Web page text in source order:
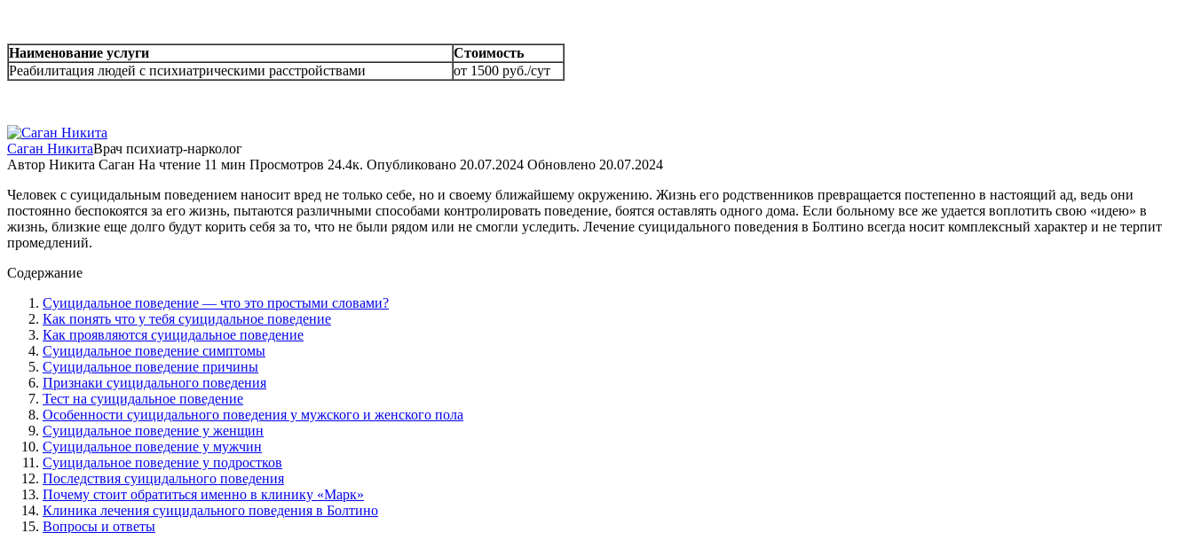
Наименование услуги
Стоимость
Реабилитация людей с психиатрическими расстройствами
от 1500 руб./сут
Саган НикитаВрач психиатр-нарколог
Автор Никита Саган На чтение 11 мин Просмотров 24.4к. Опубликовано 20.07.2024 Обновлено 20.07.2024
Человек с суицидальным поведением наносит вред не только себе, но и своему ближайшему окружению. Жизнь его родственников превращается постепенно в настоящий ад, ведь они
постоянно беспокоятся за его жизнь, пытаются различными способами контролировать поведение, боятся оставлять одного дома. Если больному все же удается воплотить свою «идею» в
жизнь, близкие еще долго будут корить себя за то, что не были рядом или не смогли уследить. Лечение суицидального поведения в Болтино всегда носит комплексный характер и не терпит
промедлений.
Содержание
Суицидальное поведение — что это простыми словами?
Как понять что у тебя суицидальное поведение
Как проявляются суицидальное поведение
Суицидальное поведение симптомы
Суицидальное поведение причины
Признаки суицидального поведения
Тест на суицидальное поведение
Особенности суицидального поведения у мужского и женского пола
Суицидальное поведение у женщин
Суицидальное поведение у мужчин
Суицидальное поведение у подростков
Последствия суицидального поведения
Почему стоит обратиться именно в клинику «Марк»
Клиника лечения суицидального поведения в Болтино
Вопросы и ответы